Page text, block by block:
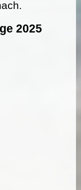
2025